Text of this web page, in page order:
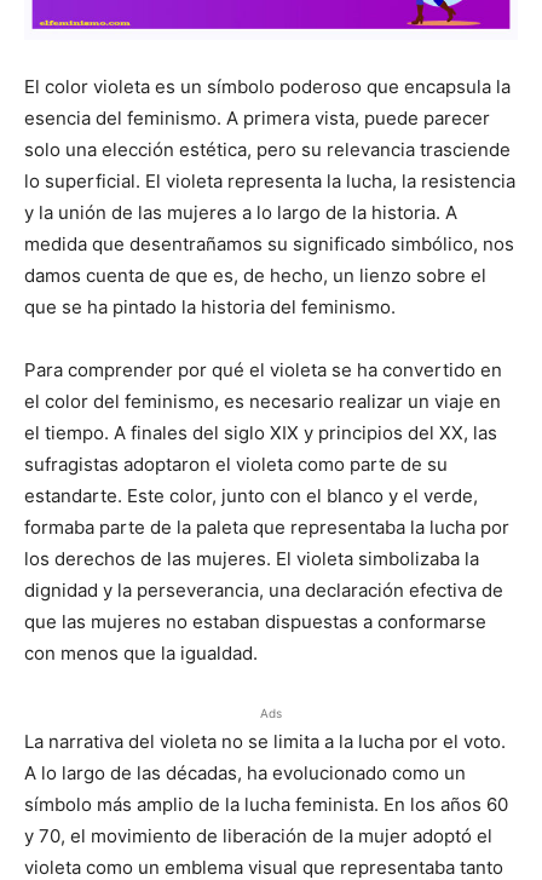
El color violeta es un símbolo poderoso que encapsula la
esencia del feminismo. A primera vista, puede parecer
solo una elección estética, pero su relevancia trasciende
lo superficial. El violeta representa la lucha, la resistencia
y la unión de las mujeres a lo largo de la historia. A
medida que desentrañamos su significado simbólico, nos
damos cuenta de que es, de hecho, un lienzo sobre el
que se ha pintado la historia del feminismo.
Para comprender por qué el violeta se ha convertido en
el color del feminismo, es necesario realizar un viaje en
el tiempo. A finales del siglo XIX y principios del XX, las
sufragistas adoptaron el violeta como parte de su
estandarte. Este color, junto con el blanco y el verde,
formaba parte de la paleta que representaba la lucha por
los derechos de las mujeres. El violeta simbolizaba la
dignidad y la perseverancia, una declaración efectiva de
que las mujeres no estaban dispuestas a conformarse
con menos que la igualdad.
Ads
La narrativa del violeta no se limita a la lucha por el voto.
A lo largo de las décadas, ha evolucionado como un
símbolo más amplio de la lucha feminista. En los años 60
y 70, el movimiento de liberación de la mujer adoptó el
violeta como un emblema visual que representaba tanto